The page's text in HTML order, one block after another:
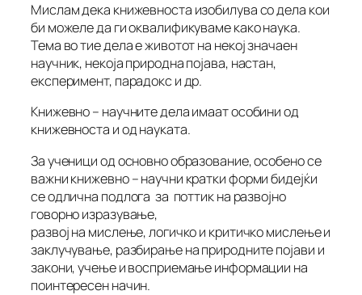
Мислам дека книжевноста изобилува со дела кои
би можеле да ги оквалификуваме како наука.
Тема во тие дела е животот на некој значаен
научник, некоја природна појава, настан,
експеримент, парадокс и др.
Книжевно – научните дела имаат особини од
книжевноста и од науката.
За ученици од основно образование, особено се
важни книжевно – научни кратки форми бидејќи
се одлична подлога за поттик на развојно
говорно изразување,
развој на мислење, логичко и критичко мислење и
заклучување, разбирање на природните појави и
закони, учење и восприемање информации на
поинтересен начин.